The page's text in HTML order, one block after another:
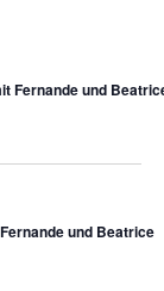
Fernande und
und Beatrice